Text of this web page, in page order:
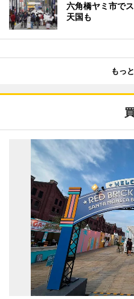
六角橋ヤミ市で
天国も
もっ